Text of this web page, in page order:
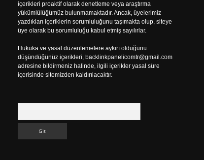
içerikleri proaktif olarak denetleme veya araştırma
yükümlülüğümüz bulunmamaktadır. Ancak, üyelerimiz
yazdıkları içeriklerin sorumluluğunu taşımakta olup, siteye
üye olarak bu sorumluluğu kabul etmiş sayılırlar.
Hukuka ve yasal düzenlemelere aykırı olduğunu
düşündüğünüz içerikleri, backlinkpanelicomtr@gmail.com
adresine bildirmeniz halinde, ilgili içerikler yasal süre
içerisinde sitemizden kaldırılacaktır.